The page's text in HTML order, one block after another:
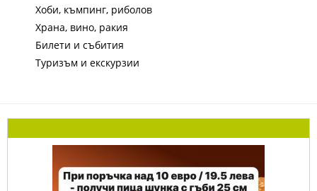
Хоби, къмпинг, риболов
Храна, вино, ракия
Билети и събития
Туризъм и екскурзии